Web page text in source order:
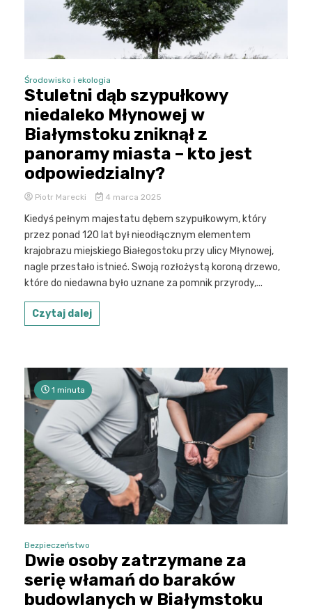
Środowisko i ekologia
Stuletni dąb szypułkowy
niedaleko Młynowej w
Białymstoku zniknął z
panoramy miasta – kto jest
odpowiedzialny?
Piotr Marecki 4 marca 2025
Kiedyś pełnym majestatu dębem szypułkowym, który
przez ponad 120 lat był nieodłącznym elementem
krajobrazu miejskiego Białegostoku przy ulicy Młynowej,
nagle przestało istnieć. Swoją rozłożystą koroną drzewo,
które do niedawna było uznane za pomnik przyrody,...
Czytaj dalej
1 minuta
Bezpieczeństwo
Dwie osoby zatrzymane za
serię włamań do baraków
budowlanych w Białymstoku